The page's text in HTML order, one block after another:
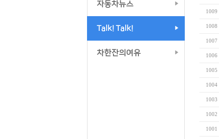
자동차뉴스
Talk! Talk!
차한잔의여유
1009
1008
1007
1006
1005
1004
1003
1002
1001